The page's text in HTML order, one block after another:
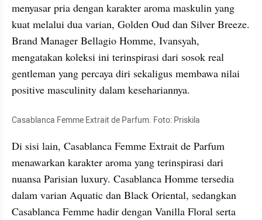
menyasar pria dengan karakter aroma maskulin yang
kuat melalui dua varian, Golden Oud dan Silver Breeze.
Brand Manager Bellagio Homme, Ivansyah,
mengatakan koleksi ini terinspirasi dari sosok real
gentleman yang percaya diri sekaligus membawa nilai
positive masculinity dalam kesehariannya.
Casablanca Femme Extrait de Parfum. Foto: Priskila
Di sisi lain, Casablanca Femme Extrait de Parfum
menawarkan karakter aroma yang terinspirasi dari
nuansa Parisian luxury. Casablanca Homme tersedia
dalam varian Aquatic dan Black Oriental, sedangkan
Casablanca Femme hadir dengan Vanilla Floral serta